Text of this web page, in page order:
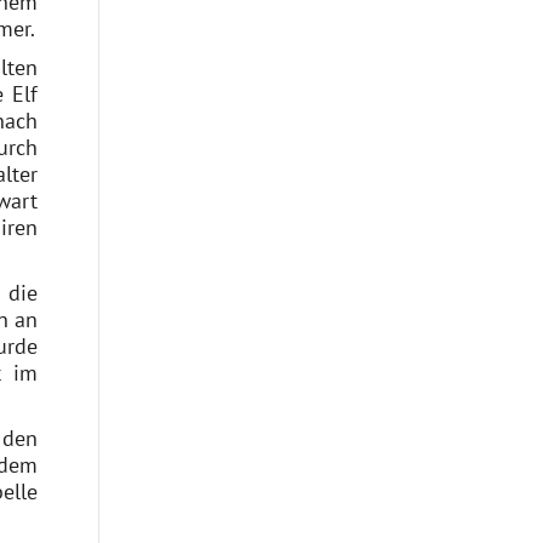
Elf
die
an
im